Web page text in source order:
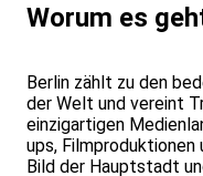
Worum es
Berlin zählt zu den
der Welt und vereint
einzigartigen
ups, Filmproduktionen
Bild der Hauptstadt